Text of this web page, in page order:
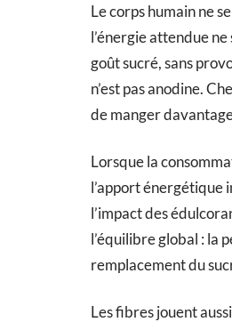
Le corps humain ne
l’énergie attendue
goût sucré, sans
n’est pas anodine.
de manger
Lorsque la
l’apport énergétique
l’impact des
l’équilibre global : la
remplacement du
Les fibres jouent